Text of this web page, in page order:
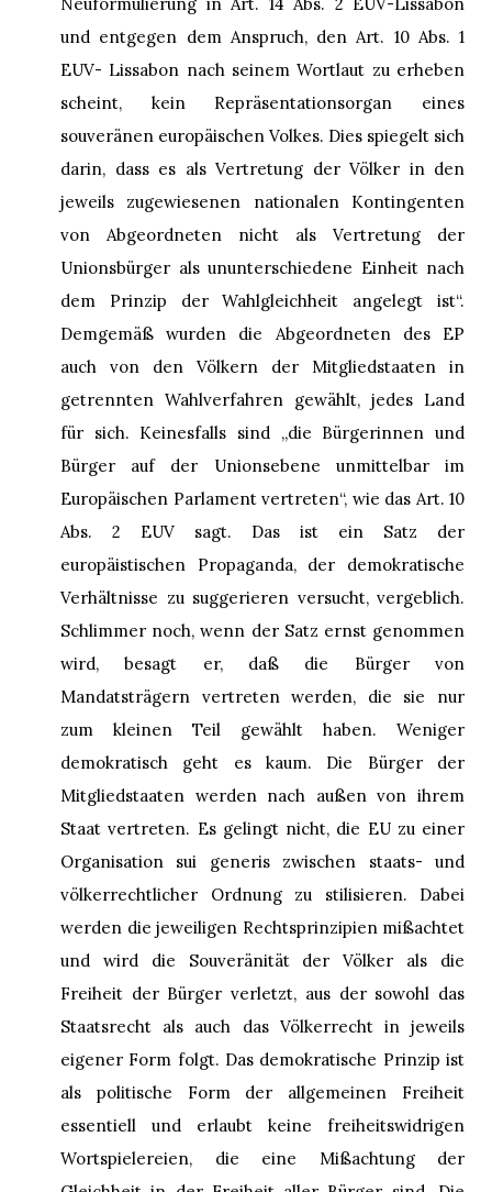
und entgegen dem Anspruch, den Art. 10 Abs. 1
EUV- Lissabon nach seinem Wortlaut zu erheben
scheint, kein Repräsentationsorgan eines
souveränen europäischen Volkes. Dies spiegelt sich
darin, dass es als Vertretung der Völker in den
jeweils zugewiesenen nationalen Kontingenten
von Abgeordneten nicht als Vertretung der
Unionsbürger als ununterschiedene Einheit nach
dem Prinzip der Wahlgleichheit angelegt ist“.
Demgemäß wurden die Abgeordneten des EP
auch von den Völkern der Mitgliedstaaten in
getrennten Wahlverfahren gewählt, jedes Land
für sich. Keinesfalls sind „die Bürgerinnen und
Bürger auf der Unionsebene unmittelbar im
Europäischen Parlament vertreten“, wie das Art. 10
Abs. 2 EUV sagt. Das ist ein Satz der
europäistischen Propaganda, der demokratische
Verhältnisse zu suggerieren versucht, vergeblich.
Schlimmer noch, wenn der Satz ernst genommen
wird, besagt er, daß die Bürger von
Mandatsträgern vertreten werden, die sie nur
zum kleinen Teil gewählt haben. Weniger
demokratisch geht es kaum. Die Bürger der
Mitgliedstaaten werden nach außen von ihrem
Staat vertreten. Es gelingt nicht, die EU zu einer
Organisation sui generis zwischen staats- und
völkerrechtlicher Ordnung zu stilisieren. Dabei
werden die jeweiligen Rechtsprinzipien mißachtet
und wird die Souveränität der Völker als die
Freiheit der Bürger verletzt, aus der sowohl das
Staatsrecht als auch das Völkerrecht in jeweils
eigener Form folgt. Das demokratische Prinzip ist
als politische Form der allgemeinen Freiheit
essentiell und erlaubt keine freiheitswidrigen
Wortspielereien, die eine Mißachtung der